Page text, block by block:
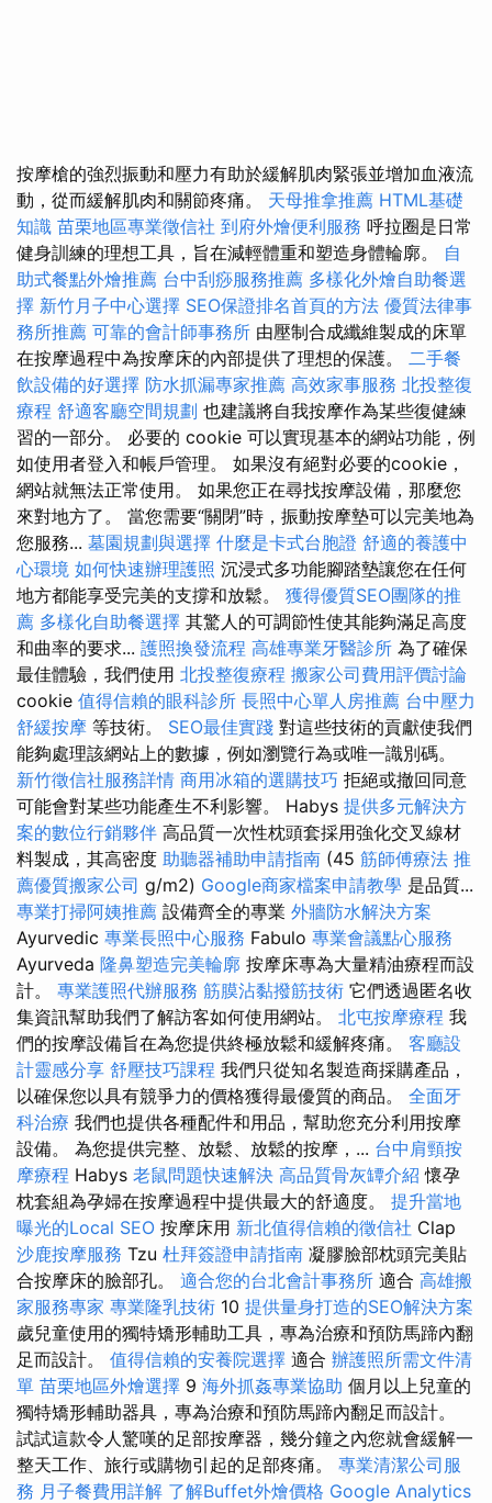
按摩槍的強烈振動和壓力有助於緩解肌肉緊張並增加血液流
動，從而緩解肌肉和關節疼痛。 天母推拿推薦 HTML基礎
知識 苗栗地區專業徵信社 到府外燴便利服務 呼拉圈是日常
健身訓練的理想工具，旨在減輕體重和塑造身體輪廓。 自
助式餐點外燴推薦 台中刮痧服務推薦 多樣化外燴自助餐選
擇 新竹月子中心選擇 SEO保證排名首頁的方法 優質法律事
務所推薦 可靠的會計師事務所 由壓制合成纖維製成的床單
在按摩過程中為按摩床的內部提供了理想的保護。 二手餐
飲設備的好選擇 防水抓漏專家推薦 高效家事服務 北投整復
療程 舒適客廳空間規劃 也建議將自我按摩作為某些復健練
習的一部分。 必要的 cookie 可以實現基本的網站功能，例
如使用者登入和帳戶管理。 如果沒有絕對必要的cookie，
網站就無法正常使用。 如果您正在尋找按摩設備，那麼您
來對地方了。 當您需要“關閉”時，振動按摩墊可以完美地為
您服務... 墓園規劃與選擇 什麼是卡式台胞證 舒適的養護中
心環境 如何快速辦理護照 沉浸式多功能腳踏墊讓您在任何
地方都能享受完美的支撐和放鬆。 獲得優質SEO團隊的推
薦 多樣化自助餐選擇 其驚人的可調節性使其能夠滿足高度
和曲率的要求... 護照換發流程 高雄專業牙醫診所 為了確保
最佳體驗，我們使用 北投整復療程 搬家公司費用評價討論
cookie 值得信賴的眼科診所 長照中心單人房推薦 台中壓力
舒緩按摩 等技術。 SEO最佳實踐 對這些技術的貢獻使我們
能夠處理該網站上的數據，例如瀏覽行為或唯一識別碼。
新竹徵信社服務詳情 商用冰箱的選購技巧 拒絕或撤回同意
可能會對某些功能產生不利影響。 Habys 提供多元解決方
案的數位行銷夥伴 高品質一次性枕頭套採用強化交叉線材
料製成，其高密度 助聽器補助申請指南 (45 筋師傅療法 推
薦優質搬家公司 g/m2) Google商家檔案申請教學 是品質...
專業打掃阿姨推薦 設備齊全的專業 外牆防水解決方案
Ayurvedic 專業長照中心服務 Fabulo 專業會議點心服務
Ayurveda 隆鼻塑造完美輪廓 按摩床專為大量精油療程而設
計。 專業護照代辦服務 筋膜沾黏撥筋技術 它們透過匿名收
集資訊幫助我們了解訪客如何使用網站。 北屯按摩療程 我
們的按摩設備旨在為您提供終極放鬆和緩解疼痛。 客廳設
計靈感分享 舒壓技巧課程 我們只從知名製造商採購產品，
以確保您以具有競爭力的價格獲得最優質的商品。 全面牙
科治療 我們也提供各種配件和用品，幫助您充分利用按摩
設備。 為您提供完整、放鬆、放鬆的按摩，... 台中肩頸按
摩療程 Habys 老鼠問題快速解決 高品質骨灰罈介紹 懷孕
枕套組為孕婦在按摩過程中提供最大的舒適度。 提升當地
曝光的Local SEO 按摩床用 新北值得信賴的徵信社 Clap
沙鹿按摩服務 Tzu 杜拜簽證申請指南 凝膠臉部枕頭完美貼
合按摩床的臉部孔。 適合您的台北會計事務所 適合 高雄搬
家服務專家 專業隆乳技術 10 提供量身打造的SEO解決方案
歲兒童使用的獨特矯形輔助工具，專為治療和預防馬蹄內翻
足而設計。 值得信賴的安養院選擇 適合 辦護照所需文件清
單 苗栗地區外燴選擇 9 海外抓姦專業協助 個月以上兒童的
獨特矯形輔助器具，專為治療和預防馬蹄內翻足而設計。
試試這款令人驚嘆的足部按摩器，幾分鐘之內您就會緩解一
整天工作、旅行或購物引起的足部疼痛。 專業清潔公司服
務 月子餐費用詳解 了解Buffet外燴價格 Google Analytics